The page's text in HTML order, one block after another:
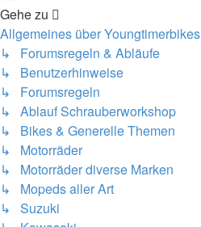
Gehe zu
Allgemeines über Youngtimerbikes
↳ Forumsregeln & Abläufe
↳ Benutzerhinweise
↳ Forumsregeln
↳ Ablauf Schrauberworkshop
↳ Bikes & Generelle Themen
↳ Motorräder
↳ Motorräder diverse Marken
↳ Mopeds aller Art
↳ Suzuki